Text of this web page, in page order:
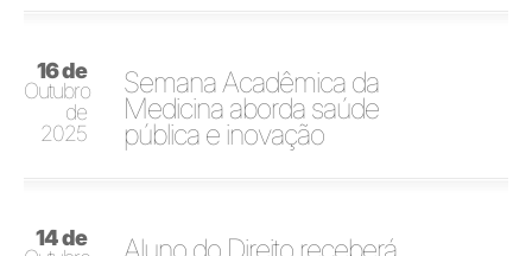
16 de
Outubro
de
2025
Semana Acadêmica da
Medicina aborda saúde
pública e inovação
14 de